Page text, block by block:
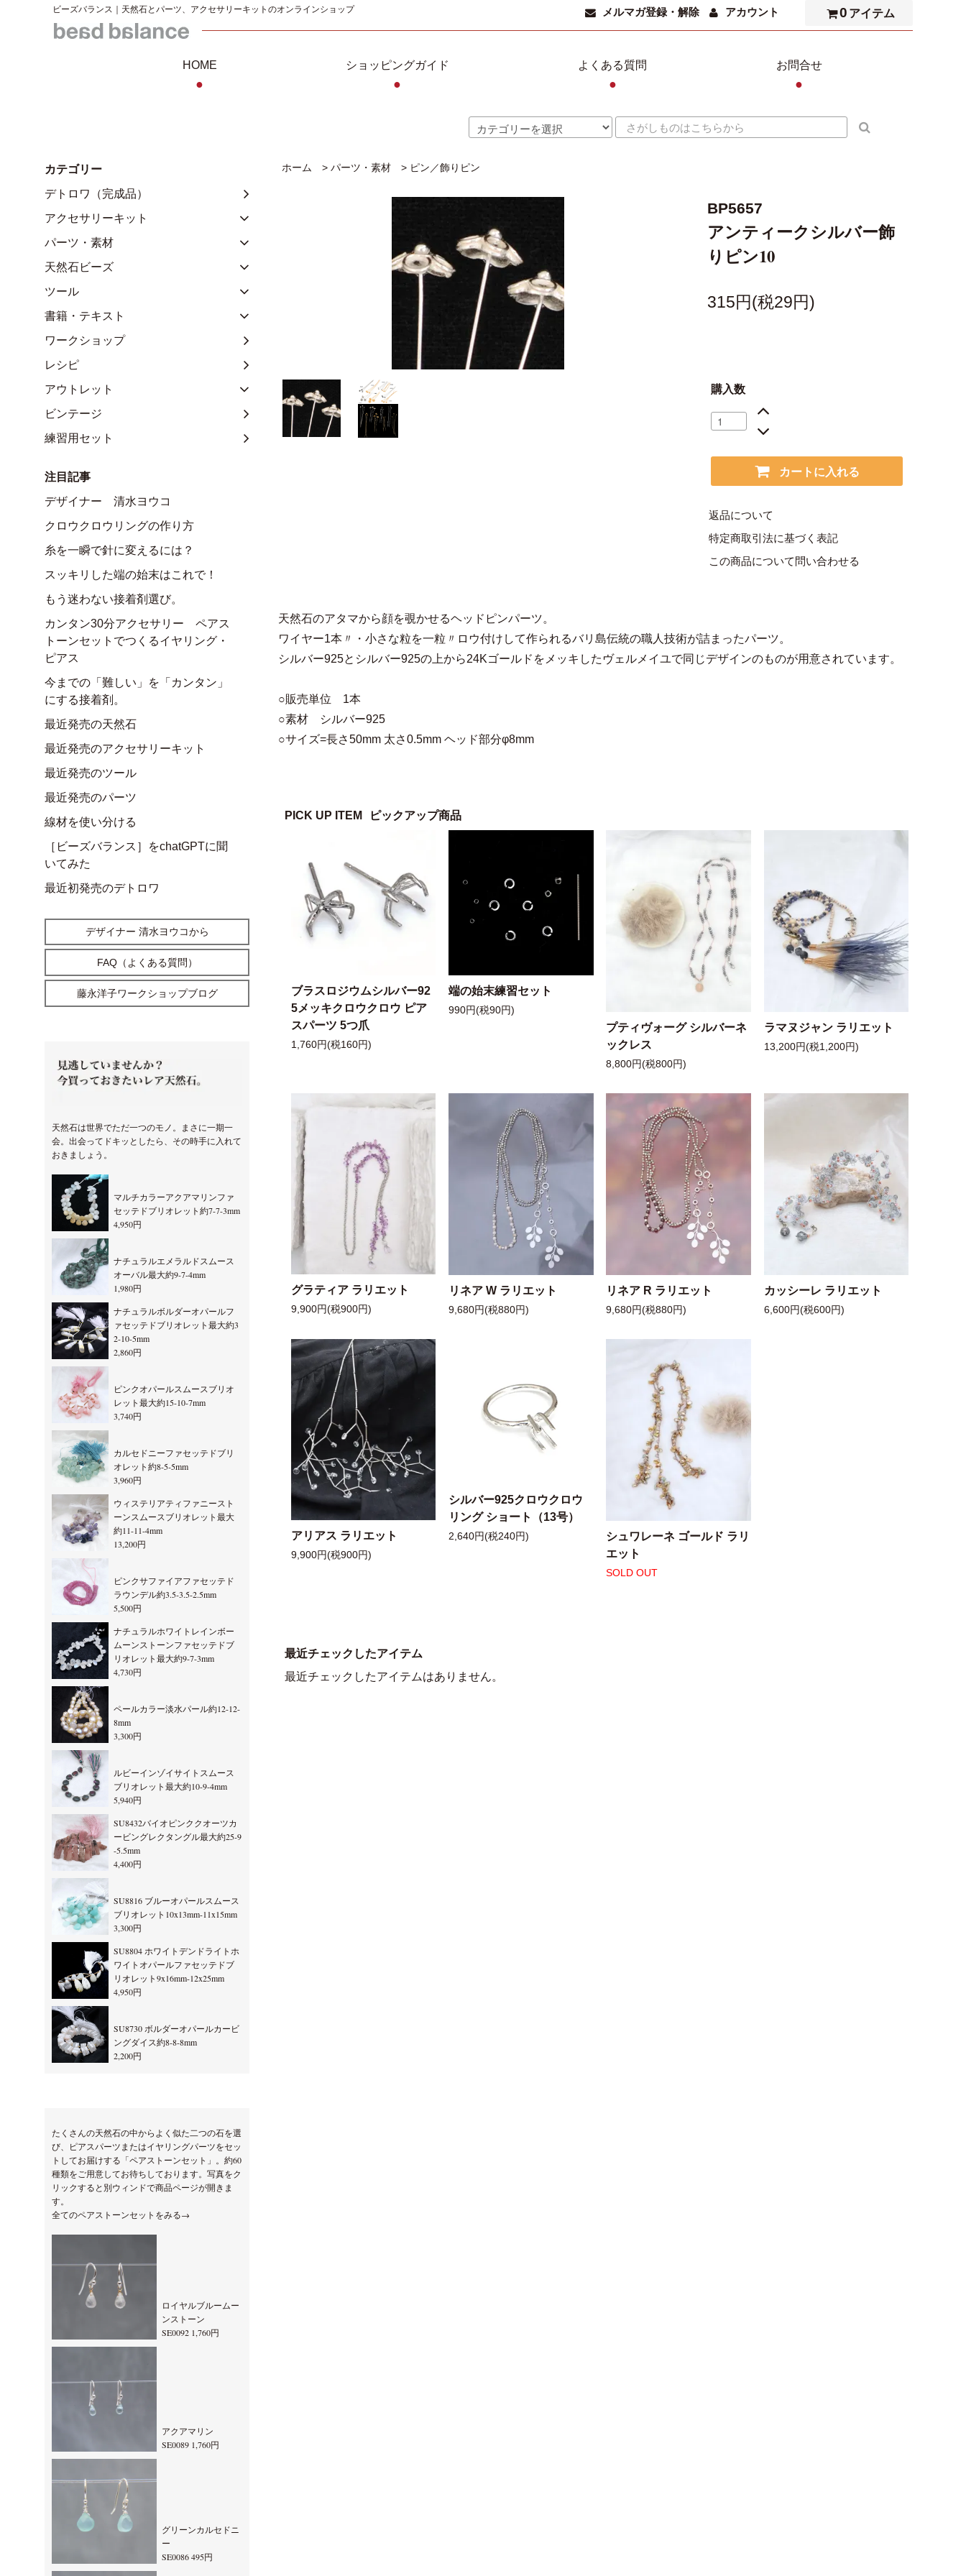
ビーズバランス｜天然石とパーツ、アクセサリーキットのオンラインショップ メルマガ登録・解除 アカウント 0 アイテム
HOME
●
ショッピングガイド
●
よくある質問
●
お問合せ
●
ホーム > パーツ・素材 > ピン／飾りピン
BP5657
アンティークシルバー飾
りピン10
315円(税29円)
購入数
カートに入れる
返品について
特定商取引法に基づく表記
この商品について問い合わせる
天然石のアタマから顔を覗かせるヘッドピンパーツ。
ワイヤー1本〃・小さな粒を一粒〃ロウ付けして作られるバリ島伝統の職人技術が詰まったパーツ。
シルバー925とシルバー925の上から24Kゴールドをメッキしたヴェルメイユで同じデザインのものが用意されています。
○販売単位 1本
○素材 シルバー925
○サイズ=長さ50mm 太さ0.5mm ヘッド部分φ8mm
PICK UP ITEM ピックアップ商品
ブラスロジウムシルバー92
5メッキクロウクロウ ピア
スパーツ 5つ爪
1,760円(税160円)
端の始末練習セット
990円(税90円)
プティヴォーグ シルバーネ
ックレス
8,800円(税800円)
ラマヌジャン ラリエット
13,200円(税1,200円)
グラティア ラリエット
9,900円(税900円)
リネア W ラリエット
9,680円(税880円)
リネア R ラリエット
9,680円(税880円)
カッシーレ ラリエット
6,600円(税600円)
アリアス ラリエット
9,900円(税900円)
シルバー925クロウクロウ
リング ショート（13号）
2,640円(税240円)
シュワレーネ ゴールド ラリ
エット
SOLD OUT
最近チェックしたアイテム
最近チェックしたアイテムはありません。
カテゴリー
デトロワ（完成品）
アクセサリーキット
パーツ・素材
天然石ビーズ
ツール
書籍・テキスト
ワークショップ
レシピ
アウトレット
ビンテージ
練習用セット
注目記事
デザイナー 清水ヨウコ
クロウクロウリングの作り方
糸を一瞬で針に変えるには？
スッキリした端の始末はこれで！
もう迷わない接着剤選び。
カンタン30分アクセサリー ペアス
トーンセットでつくるイヤリング・
ピアス
今までの「難しい」を「カンタン」
にする接着剤。
最近発売の天然石
最近発売のアクセサリーキット
最近発売のツール
最近発売のパーツ
線材を使い分ける
［ビーズバランス］をchatGPTに聞
いてみた
最近初発売のデトロワ
デザイナー 清水ヨウコから
FAQ（よくある質問）
藤永洋子ワークショップブログ
天然石は世界でただ一つのモノ。まさに一期一
会。出会ってドキッとしたら、その時手に入れて
おきましょう。
マルチカラーアクアマリンファ
セッテドブリオレット約7-7-3mm
4,950円
ナチュラルエメラルドスムース
オーバル最大約9-7-4mm
1,980円
ナチュラルボルダーオパールフ
ァセッテドブリオレット最大約3
2-10-5mm
2,860円
ピンクオパールスムースブリオ
レット最大約15-10-7mm
3,740円
カルセドニーファセッテドブリ
オレット約8-5-5mm
3,960円
ウィステリアティファニースト
ーンスムースブリオレット最大
約11-11-4mm
13,200円
ピンクサファイアファセッテド
ラウンデル約3.5-3.5-2.5mm
5,500円
ナチュラルホワイトレインボー
ムーンストーンファセッテドブ
リオレット最大約9-7-3mm
4,730円
ペールカラー淡水パール約12-12-
8mm
3,300円
ルビーインゾイサイトスムース
ブリオレット最大約10-9-4mm
5,940円
SU8432バイオピンククオーツカ
ービングレクタングル最大約25-9
-5.5mm
4,400円
SU8816 ブルーオパールスムース
ブリオレット10x13mm-11x15mm
3,300円
SU8804 ホワイトデンドライトホ
ワイトオパールファセッテドブ
リオレット9x16mm-12x25mm
4,950円
SU8730 ボルダーオパールカービ
ングダイス約8-8-8mm
2,200円
たくさんの天然石の中からよく似た二つの石を選
び、ピアスパーツまたはイヤリングパーツをセッ
トしてお届けする「ペアストーンセット」。約60
種類をご用意してお待ちしております。写真をク
リックすると別ウィンドで商品ページが開きま
す。
全てのペアストーンセットをみる→
ロイヤルブルームー
ンストーン
SE0092 1,760円
アクアマリン
SE0089 1,760円
グリーンカルセドニ
ー
SE0086 495円